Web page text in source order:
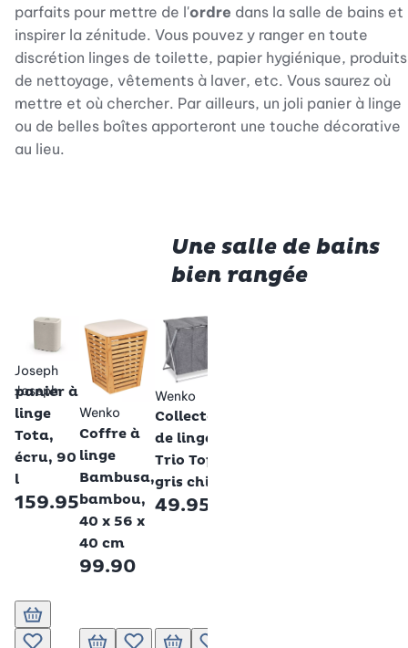
parfaits pour mettre de l'ordre dans la salle de bains et
inspirer la zénitude. Vous pouvez y ranger en toute
discrétion linges de toilette, papier hygiénique, produits
de nettoyage, vêtements à laver, etc. Vous saurez où
mettre et où chercher. Par ailleurs, un joli panier à linge
ou de belles boîtes apporteront une touche décorative
au lieu.
Une salle de bains
bien rangée
Joseph
Joseph
panier à
linge
Tota,
écru, 90
l
159.95
Ajouter au panier
Wenko
Coffre à
linge
Bambusa,
bambou,
40 x 56 x
40 cm
99.90
Wenko
Collecteur
de linge
Trio Top,
gris chiné
49.95